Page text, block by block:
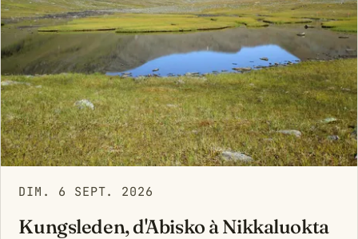
DIM. 6 SEPT. 2026
Kungsleden, d'Abisko à Nikkaluokta